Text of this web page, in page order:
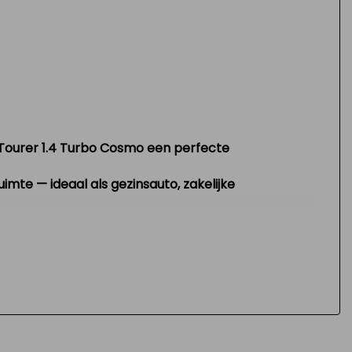
1.4 Turbo Cosmoeen perfecte
— ideaal als gezinsauto, zakelijke